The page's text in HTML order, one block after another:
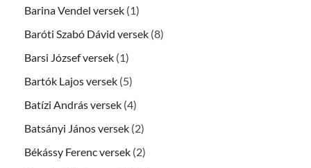
Barina Vendel versek (1)
Baróti Szabó Dávid versek (8)
Barsi József versek (1)
Bartók Lajos versek (5)
Batízi András versek (4)
Batsányi János versek (2)
Békássy Ferenc versek (2)